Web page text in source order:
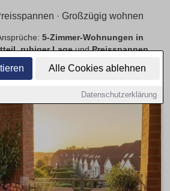
Alle Cookies ablehnen
Datenschutzerklärung
· Großzügig wohnen
5-Zimmer-Wohnungen in
,ruhiger LageundPreisspannen.
Angebote mit passender Ausstattung.